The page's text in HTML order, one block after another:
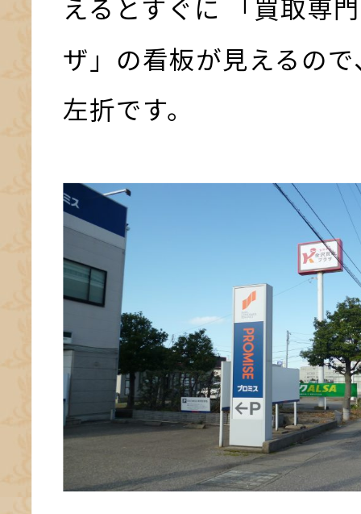
えるとすぐに 「買取専
ザ」の看板が見えるの
左折です。